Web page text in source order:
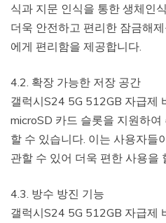
식과 지문 인식을 통한 생체인
더욱 안전하고 편리한 잠금해
에게 편리함을 제공합니다.
4.2. 확장 가능한 저장 공간
갤럭시S24 5G 512GB 자급제
microSD 카드 슬롯을 지원하
할 수 있습니다. 이는 사용자들
관할 수 있어 더욱 편한 사용을
4.3. 방수 방진 기능
갤럭시S24 5G 512GB 자급제